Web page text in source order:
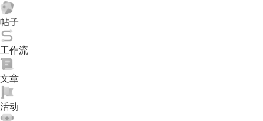
帖子
工作流
文章
活动